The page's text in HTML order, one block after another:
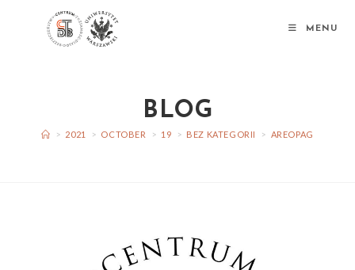
MENU
BLOG
> 2021 > OCTOBER > 19 > BEZ KATEGORII > AREOPAG